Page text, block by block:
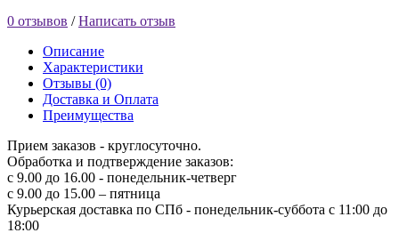
0 отзывов /Написать отзыв
Описание
Характеристики
Отзывы (0)
Доставка и Оплата
Преимущества
Прием заказов - круглосуточно.
Обработка и подтверждение заказов:
с 9.00 до 16.00 - понедельник-четверг
с 9.00 до 15.00 – пятница
Курьерская доставка по СПб - понедельник-суббота с 11:00 до
18:00